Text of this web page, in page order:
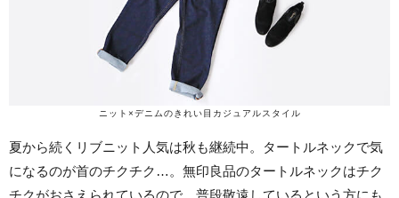
ニット×デニムのきれい目カジュアルスタイル
夏から続くリブニット人気は秋も継続中。タートルネックで気
になるのが首のチクチク…。無印良品のタートルネックはチク